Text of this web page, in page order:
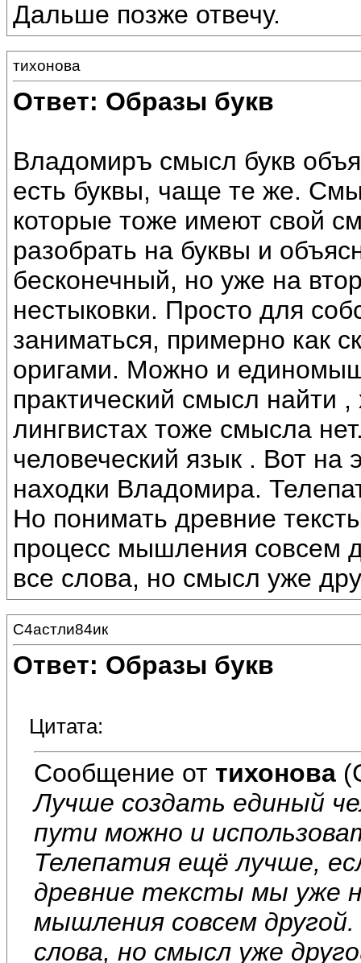
Дальше позже отвечу.
тихонова
Ответ: Образы букв
Владомиръ смысл букв
есть буквы, чаще те же.
которые тоже имеют свой
разобрать на буквы и
бесконечный, но уже на
нестыковки. Просто для
заниматься, примерно как
оригами. Можно и
практический смысл найти
лингвистах тоже смысла
человеческий язык . Вот на
находки Владомира.
Но понимать древние
процесс мышления совсем
все слова, но смысл уже
С4астли84ик
Ответ: Образы букв
Цитата:
Сообщение от тихонова
Лучше создать единый
пути можно и
Телепатия ещё лучше,
древние тексты мы уже
мышления совсем
слова, но смысл уже